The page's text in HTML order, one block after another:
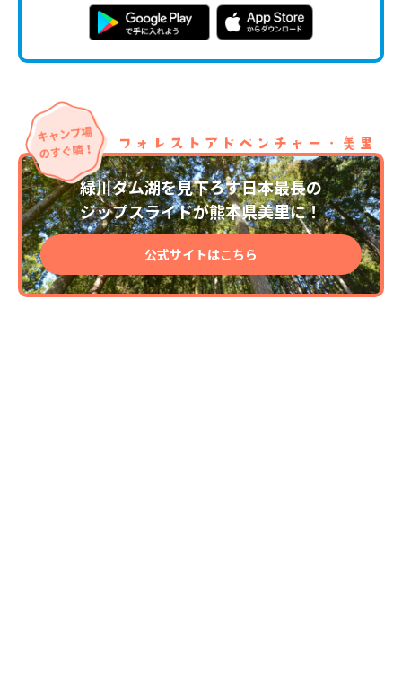
緑川ダム湖を見下ろす日本最長の
ジップスライドが熊本県美里に！
公式サイトはこちら